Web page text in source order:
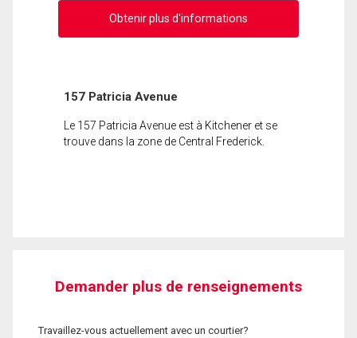
Obtenir plus d'informations
157 Patricia Avenue
Le 157 Patricia Avenue est à Kitchener et se
trouve dans la zone de Central Frederick.
Demander plus de renseignements
Travaillez-vous actuellement avec un courtier?